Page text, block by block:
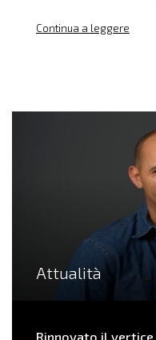
Continua a leggere
Attualità
Rinnovato il